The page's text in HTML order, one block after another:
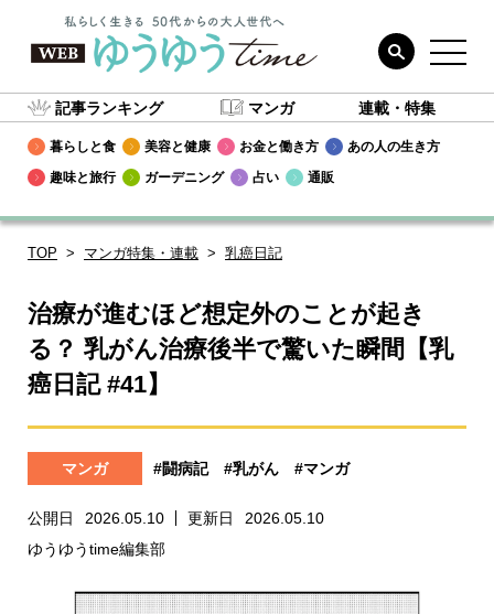
記事ランキング マンガ 連載・特集
暮らしと食 美容と健康 お金と働き方
あの人の生き方
趣味と旅行
ガーデニング 占い 通販
TOP マンガ特集・連載 乳癌日記
治療が進むほど想定外のことが起き
る？ 乳がん治療後半で驚いた瞬間【乳
癌日記 #41】
マンガ #闘病記 #乳がん #マンガ
公開日 2026.05.10 更新日
2026.05.10
ゆうゆうtime編集部